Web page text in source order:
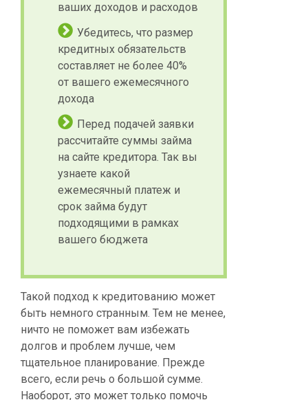
ваших доходов и расходов
Убедитесь, что размер
кредитных обязательств
составляет не более 40%
от вашего ежемесячного
дохода
Перед подачей заявки
рассчитайте суммы займа
на сайте кредитора. Так вы
узнаете какой
ежемесячный платеж и
срок займа будут
подходящими в рамках
вашего бюджета
Такой подход к кредитованию может
быть немного странным. Тем не менее,
ничто не поможет вам избежать
долгов и проблем лучше, чем
тщательное планирование. Прежде
всего, если речь о большой сумме.
Наоборот, это может только помочь